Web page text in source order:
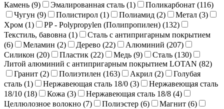
Камень (9) Эмалированная сталь (1) Поликарбонат (116)
Чугун (9) Полистирол (1) Полиамид (2) Метал (3)
Хром (1) PP - Polypropylen (Полипропилен) (132)
Текстиль, бавовна (1)
Сталь с антипригарным покрытием
(6) Меламин (2) Дерево (22) Алюминий (207)
Силикон (20) Пластик (22) Медь (9) Сталь (130)
Литой алюминий с антипригарным покрытием LOTAN (82)
Гранит (2) Полиэтилен (163) Акрил (2)
Голубая
сталь (1) Нержавеющая сталь 18/0 (3)
Нержавеющая сталь
18/10 (18) Кожа (3) Нержавеющая сталь 18/8 (4)
Целлюлозное волокно (7) Полиэстер (6) Магнит (6)